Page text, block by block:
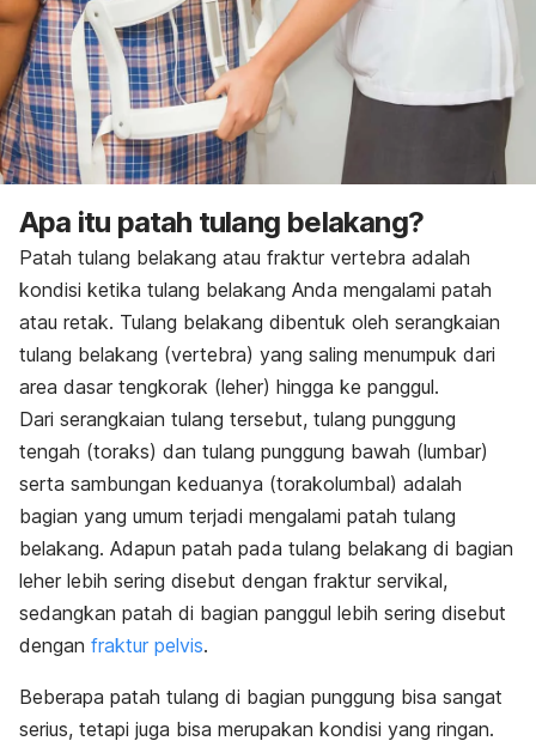
Apa itu patah tulang belakang?
Patah tulang belakang atau fraktur vertebra adalah
kondisi ketika tulang belakang Anda mengalami patah
atau retak. Tulang belakang dibentuk oleh serangkaian
tulang belakang (vertebra) yang saling menumpuk dari
area dasar tengkorak (leher) hingga ke panggul.
Dari serangkaian tulang tersebut, tulang punggung
tengah (toraks) dan tulang punggung bawah (lumbar)
serta sambungan keduanya (torakolumbal) adalah
bagian yang umum terjadi mengalami patah tulang
belakang. Adapun patah pada tulang belakang di bagian
leher lebih sering disebut dengan fraktur servikal,
sedangkan patah di bagian panggul lebih sering disebut
dengan fraktur pelvis.
Beberapa patah tulang di bagian punggung bisa sangat
serius, tetapi juga bisa merupakan kondisi yang ringan.